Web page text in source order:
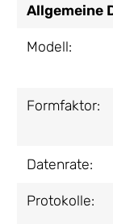
Allgemeine
Modell:
Formfaktor:
Datenrate:
Protokolle: